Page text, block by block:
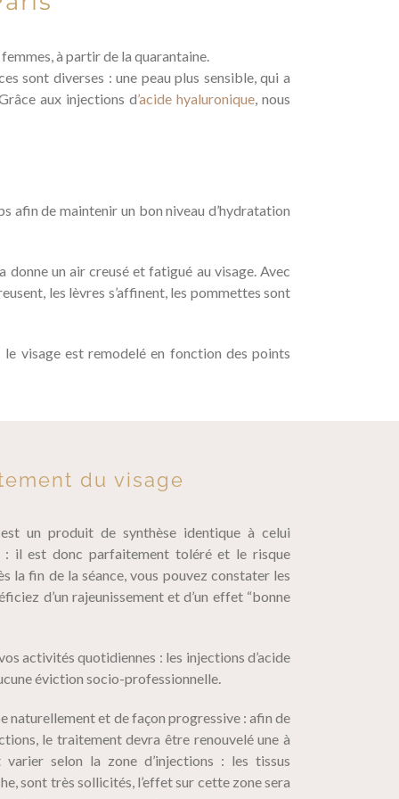
à partir de la quarantaine.
sont diverses : une peau plus sensible, qui a
aux injections d’acide hyaluronique, nous
afin de maintenir un bon niveau d’hydratation
un air creusé et fatigué au visage. Avec
les lèvres s’affinent, les pommettes sont
visage est remodelé en fonction des points
du visage
est un produit de synthèse identique à celui
il est donc parfaitement toléré et le risque
la fin de la séance, vous pouvez constater les
d’un rajeunissement et d’un effet “bonne
activités quotidiennes : les injections d’acide
éviction socio-professionnelle.
naturellement et de façon progressive : afin de
le traitement devra être renouvelé une à
selon la zone d’injections : les tissus
sont très sollicités, l’effet sur cette zone sera